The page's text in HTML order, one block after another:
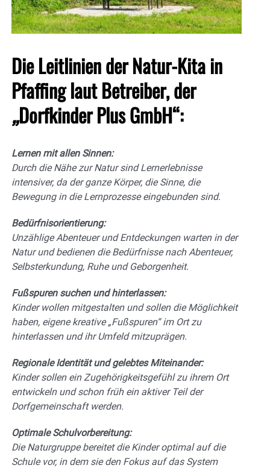
Die Leitlinien der Natur-Kita in
Pfaffing laut Betreiber, der
„Dorfkinder Plus GmbH“:
Lernen mit allen Sinnen:
Durch die Nähe zur Natur sind Lernerlebnisse
intensiver, da der ganze Körper, die Sinne, die
Bewegung in die Lernprozesse eingebunden sind.
Bedürfnisorientierung:
Unzählige Abenteuer und Entdeckungen warten in der
Natur und bedienen die Bedürfnisse nach Abenteuer,
Selbsterkundung, Ruhe und Geborgenheit.
Fußspuren suchen und hinterlassen:
Kinder wollen mitgestalten und sollen die Möglichkeit
haben, eigene kreative „Fußspuren“ im Ort zu
hinterlassen und ihr Umfeld mitzuprägen.
Regionale Identität und gelebtes Miteinander:
Kinder sollen ein Zugehörigkeitsgefühl zu ihrem Ort
entwickeln und schon früh ein aktiver Teil der
Dorfgemeinschaft werden.
Optimale Schulvorbereitung:
Die Naturgruppe bereitet die Kinder optimal auf die
Schule vor, in dem sie den Fokus auf das System